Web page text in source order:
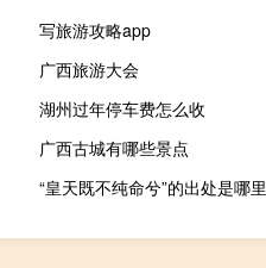
写旅游攻略app
广西旅游大会
湖州过年停车费怎么收
广西古城有哪些景点
“皇天既不纯命兮”的出处是哪里